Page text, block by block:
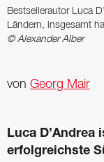
Bestsellerautor Luca
Ländern, insgesamt
© Alexander Alber
von Georg Mair
Luca D’Andrea
erfolgreichste